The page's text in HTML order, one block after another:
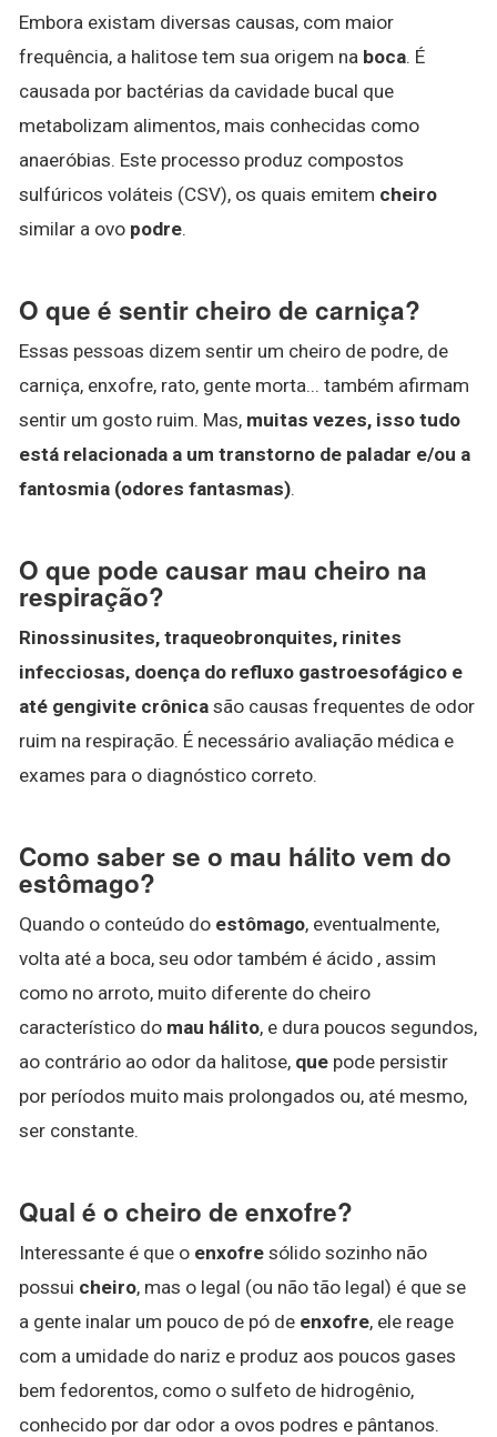
Embora existam diversas causas, com maior
frequência, a halitose tem sua origem na boca. É
causada por bactérias da cavidade bucal que
metabolizam alimentos, mais conhecidas como
anaeróbias. Este processo produz compostos
sulfúricos voláteis (CSV), os quais emitem cheiro
similar a ovo podre.
O que é sentir cheiro de carniça?
Essas pessoas dizem sentir um cheiro de podre, de
carniça, enxofre, rato, gente morta... também afirmam
sentir um gosto ruim. Mas, muitas vezes, isso tudo
está relacionada a um transtorno de paladar e/ou a
fantosmia (odores fantasmas).
O que pode causar mau cheiro na
respiração?
Rinossinusites, traqueobronquites, rinites
infecciosas, doença do refluxo gastroesofágico e
até gengivite crônica são causas frequentes de odor
ruim na respiração. É necessário avaliação médica e
exames para o diagnóstico correto.
Como saber se o mau hálito vem do
estômago?
Quando o conteúdo do estômago, eventualmente,
volta até a boca, seu odor também é ácido , assim
como no arroto, muito diferente do cheiro
característico do mau hálito, e dura poucos segundos,
ao contrário ao odor da halitose, que pode persistir
por períodos muito mais prolongados ou, até mesmo,
ser constante.
Qual é o cheiro de enxofre?
Interessante é que o enxofre sólido sozinho não
possui cheiro, mas o legal (ou não tão legal) é que se
a gente inalar um pouco de pó de enxofre, ele reage
com a umidade do nariz e produz aos poucos gases
bem fedorentos, como o sulfeto de hidrogênio,
conhecido por dar odor a ovos podres e pântanos.